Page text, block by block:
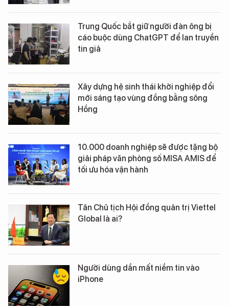
Trung Quốc bắt giữ người đàn ông bị
cáo buộc dùng ChatGPT để lan truyền
tin giả
Xây dựng hệ sinh thái khởi nghiệp đổi
mới sáng tạo vùng đồng bằng sông
Hồng
10.000 doanh nghiệp sẽ được tặng bộ
giải pháp văn phòng số MISA AMIS để
tối ưu hóa vận hành
Tân Chủ tịch Hội đồng quản trị Viettel
Global là ai?
Người dùng dần mất niềm tin vào
iPhone